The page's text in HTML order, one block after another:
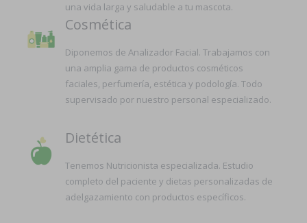
una vida larga y saludable a tu mascota.
Cosmética
Diponemos de Analizador Facial. Trabajamos con
una amplia gama de productos cosméticos
faciales, perfumería, estética y podología. Todo
supervisado por nuestro personal especializado.
Dietética
Tenemos Nutricionista especializada. Estudio
completo del paciente y dietas personalizadas de
adelgazamiento con productos específicos.